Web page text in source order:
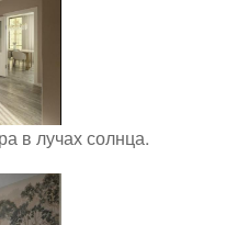
в лучах солнца.